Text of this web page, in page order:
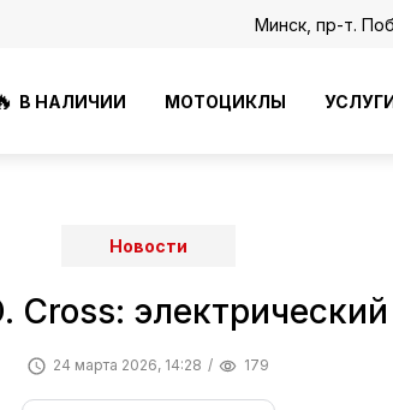
Минск, пр-т.
В НАЛИЧИИ МОТОЦИКЛЫ
Новости
Cross:
24 марта 2026, 14:28 179